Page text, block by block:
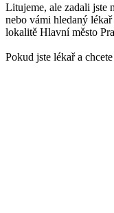
Litujeme, ale zadali jste
nebo vámi hledaný
lokalitě Hlavní město
Pokud jste lékař a